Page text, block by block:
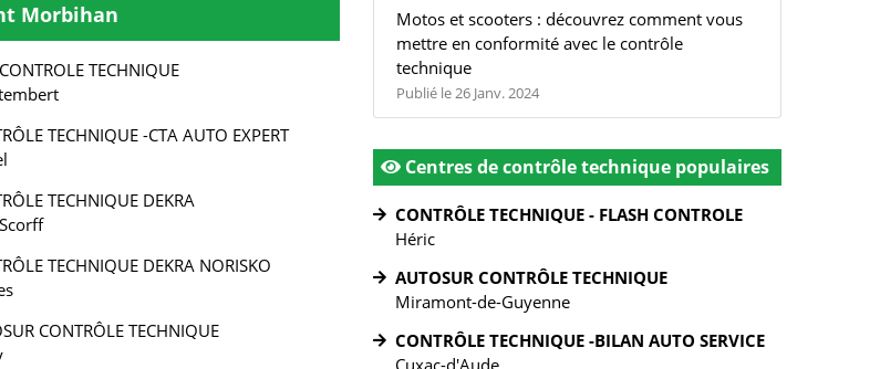
Morbihan
TECHNIQUE
TECHNIQUE -CTA AUTO EXPERT
TECHNIQUE DEKRA
TECHNIQUE DEKRA NORISKO
CONTRÔLE TECHNIQUE
Motos et scooters : découvrez comment vous
mettre en conformité avec le contrôle
technique
Publié le 26 Janv. 2024
Centres de contrôle technique populaires
CONTRÔLE TECHNIQUE - FLASH CONTROLE
Héric
AUTOSUR CONTRÔLE TECHNIQUE
Miramont-de-Guyenne
CONTRÔLE TECHNIQUE -BILAN AUTO SERVICE